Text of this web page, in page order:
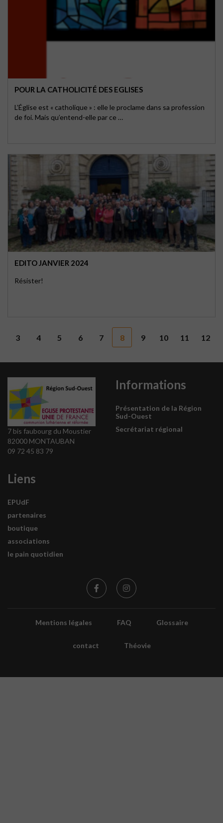
POUR LA CATHOLICITÉ DES EGLISES
L’Église est « catholique » : elle le proclame dans sa profession
de foi. Mais qu’entend-elle par ce …
EDITO JANVIER 2024
Résister!
3 4 5 6 7 8 9 10 11 12
7 bis faubourg du Moustier
82000 MONTAUBAN
09 72 45 83 79
Informations
Présentation de la Région
Sud-Ouest
Secrétariat régional
Liens
EPUdF
partenaires
boutique
associations
le pain quotidien
Mentions légales FAQ Glossaire
contact Théovie